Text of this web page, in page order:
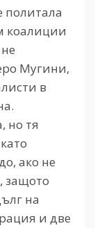
политала
коалиции
Мугини,
в
но тя
ако не
защото
на
и две